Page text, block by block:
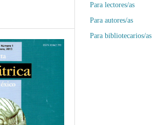
Para lectores/as
Para autores/as
Para bibliotecarios/as